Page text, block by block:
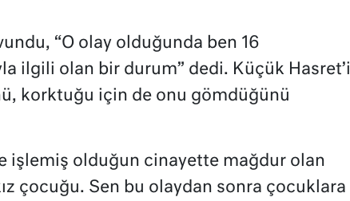
“O olay olduğunda ben 16
ilgili olan bir durum” dedi. Küçük Hasret’i
korktuğu için de onu gömdüğünü
işlemiş olduğun cinayette mağdur olan
çocuğu. Sen bu olaydan sonra çocuklara